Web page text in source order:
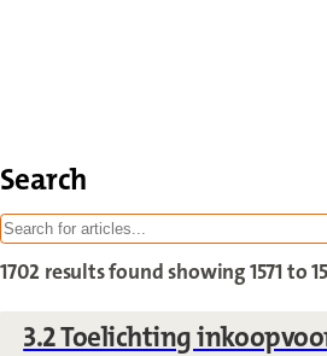
Search
1702 results foundshowing 1571 to
3.2 Toelichting